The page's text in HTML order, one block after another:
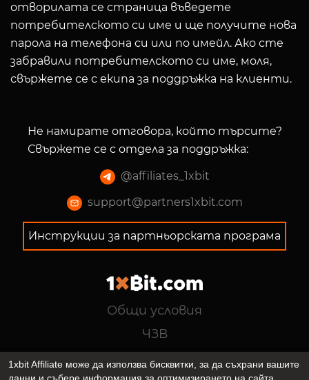
отворилата се страница въведете
потребителското си име и ще получите нова
парола на телефона си или по имейл. Ако сте
забравили потребителското си име, моля,
свържете се с екипа за поддръжка на клиенти.
Не намирате отговора, който търсите?
Свържете се с отдела за поддръжка:
@affiliates_1xbit
support@partners1xbit.com
Инструкции за партньорската програма
Общи условия
ЧЗВ
Политика за поверителност
1xbit Affiliate може да използва бисквитки, за да съхрани вашите